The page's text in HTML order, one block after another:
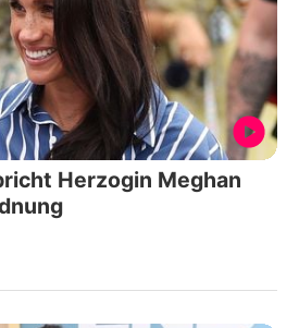
Herzogin Meghan